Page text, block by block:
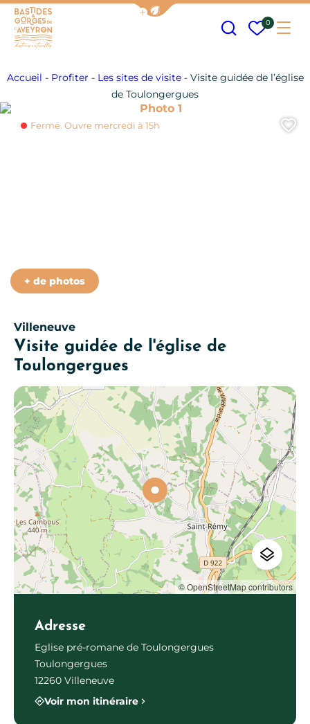
Afficher la barre de navigation
Mes
0
Accueil - Profiter - Les sites de visite- Visite guidée de l’église
de Toulongergues
Villeneuve
Visite guidée de l'église de
Toulongergues
Photo 1
+ de photos
Fermé. Ouvre mercredi à 15h
© OpenStreetMap contributors
Adresse
Eglise pré-romane de Toulongergues
Toulongergues
12260 Villeneuve
Voir mon itinéraire